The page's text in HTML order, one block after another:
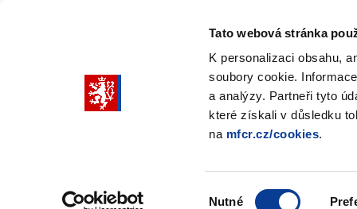
Tato webová stránka
K personalizaci obsahu,
soubory cookie.
a analýzy. Partneři tyto
které získali v důsledku
na mfcr.cz/cookies.
Nutné
submenu